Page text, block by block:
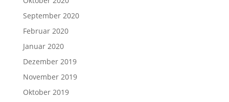
September 2020
Februar 2020
Januar 2020
Dezember 2019
November 2019
Oktober 2019